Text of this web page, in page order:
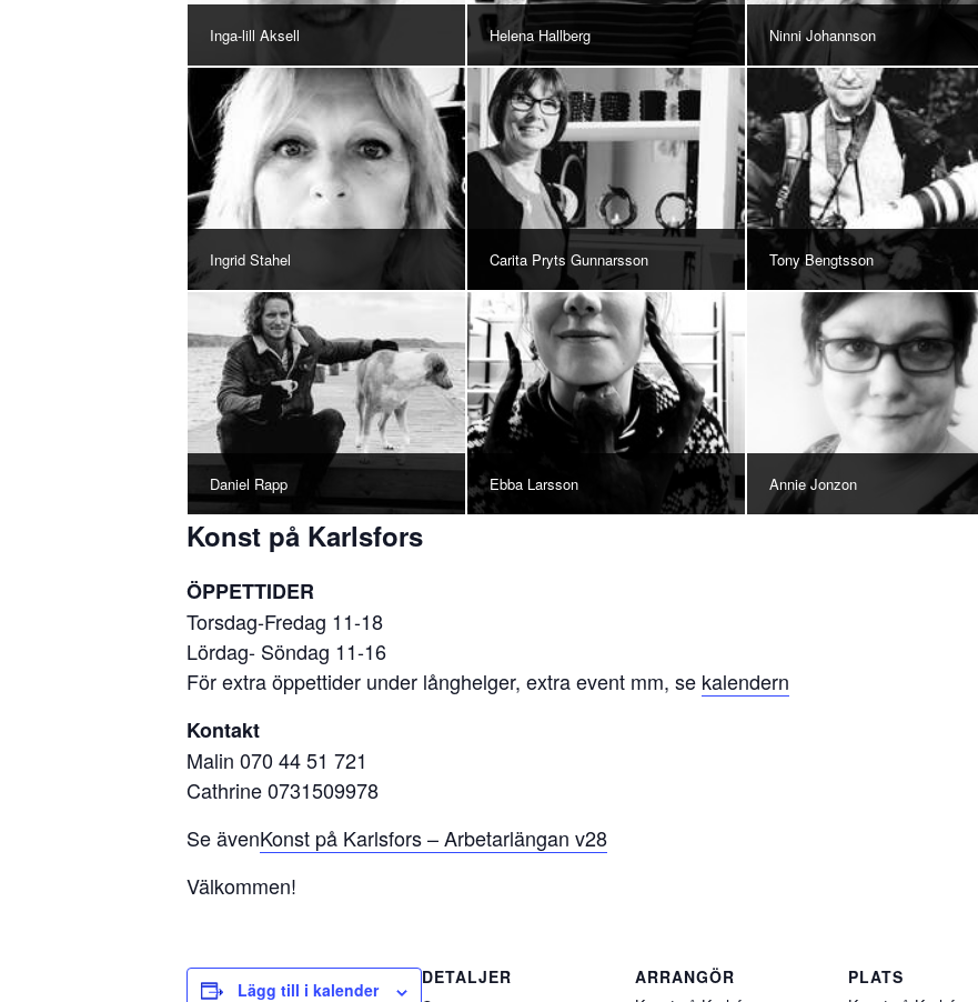
Inga-lill Aksell Helena Hallberg Ninni Johannson
Ingrid Stahel Carita Pryts Gunnarsson Tony Bengtsson
Daniel Rapp Ebba Larsson Annie Jonzon
Konst på Karlsfors
ÖPPETTIDER
Torsdag-Fredag 11-18
Lördag- Söndag 11-16
För extra öppettider under långhelger, extra event mm, se kalendern
Kontakt
Malin 070 44 51 721
Cathrine 0731509978
Se ävenKonst på Karlsfors – Arbetarlängan v28
Välkommen!
Lägg till i kalender
DETALJER
ARRANGÖR
PLATS